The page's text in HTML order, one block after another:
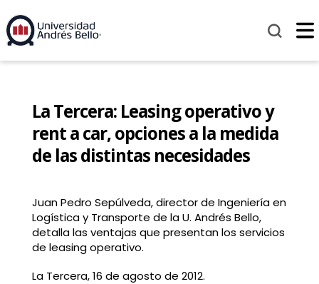
La Tercera: Leasing operativo y
rent a car, opciones a la medida
de las distintas necesidades
Juan Pedro Sepúlveda, director de Ingeniería en
Logística y Transporte de la U. Andrés Bello,
detalla las ventajas que presentan los servicios
de leasing operativo.
La Tercera, 16 de agosto de 2012.